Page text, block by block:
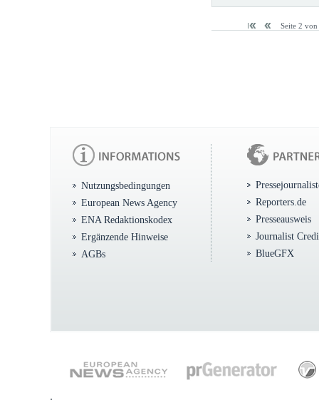
Seite 2 von
Nutzungsbedingungen
European News Agency
ENA Redaktionskodex
Ergänzende Hinweise
AGBs
Reporters.de
Presseausweis
Journalist
BlueGFX
.